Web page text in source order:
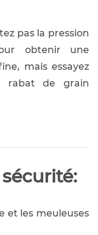
pas la pression
obtenir une
mais essayez
rabat de grain
et les meuleuses